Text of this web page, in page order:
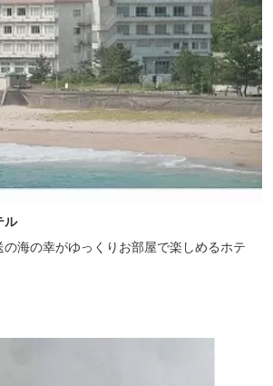
ル
海の幸がゆっくりお部屋で楽しめるホテ